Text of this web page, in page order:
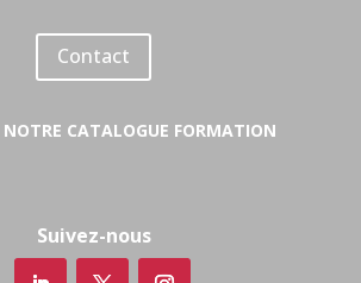
Contact
NOTRE CATALOGUE FORMATION
Suivez-nous